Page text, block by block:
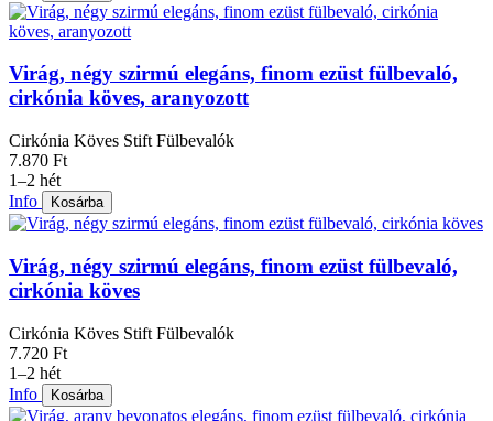
Virág, négy szirmú elegáns, finom ezüst fülbevaló,
cirkónia köves, aranyozott
Cirkónia Köves Stift Fülbevalók
7.870 Ft
1–2 hét
Info
Kosárba
Virág, négy szirmú elegáns, finom ezüst fülbevaló,
cirkónia köves
Cirkónia Köves Stift Fülbevalók
7.720 Ft
1–2 hét
Info
Kosárba